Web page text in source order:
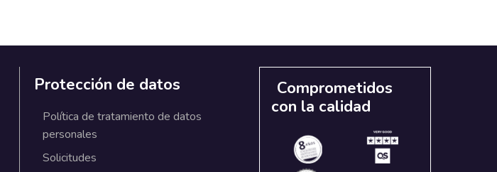
Protección de datos
Política de tratamiento de datos
personales
Solicitudes
Comprometidos
con la calidad